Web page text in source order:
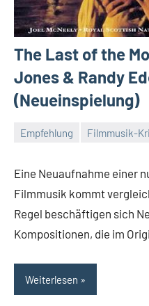
The Last of the
Jones & Randy
(Neueinspielung)
Empfehlung Filmmusik-
Eine Neuaufnahme einer
Filmmusik kommt
Regel beschäftigen sich
Kompositionen, die im
Weiterlesen